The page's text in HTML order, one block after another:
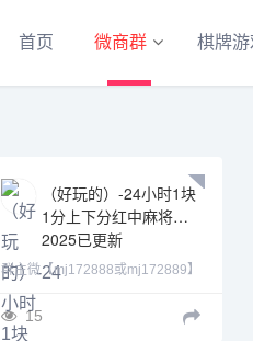
首页 微商群 棋牌游
（好玩的）-24小时1块
1分上下分红中麻将
2025已更新
群主微【mj172888或mj172889】
者来玩，没有三缺一的无奈，手机
上的麻将群，随时随刻
15